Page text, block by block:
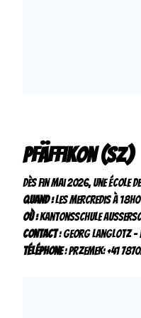
Pfäffikon (SZ)
Dès fin mai 2026, une école
Quand :les mercredis à
Où :Kantonsschule
Contact: Georg Langlotz
Téléphone: Przemek: +41